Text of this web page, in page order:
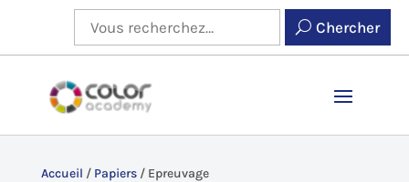
Chercher
Accueil / Papiers/ Epreuvage